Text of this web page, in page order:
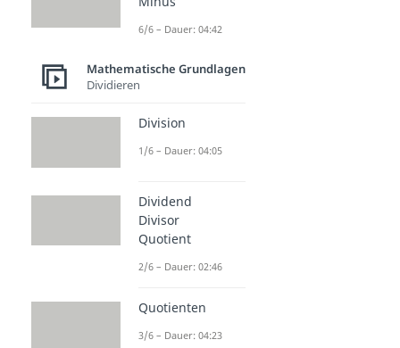
6/6 – Dauer: 04:42
Mathematische Grundlagen
Dividieren
Division
1/6 – Dauer: 04:05
Dividend
Divisor
Quotient
2/6 – Dauer: 02:46
Quotienten
3/6 – Dauer: 04:23